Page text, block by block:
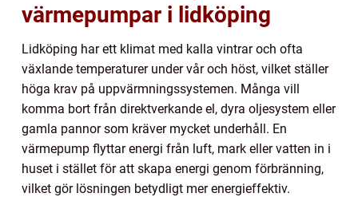
värmepumpar i lidköping
Lidköping har ett klimat med kalla vintrar och ofta
växlande temperaturer under vår och höst, vilket ställer
höga krav på uppvärmningssystemen. Många vill
komma bort från direktverkande el, dyra oljesystem eller
gamla pannor som kräver mycket underhåll. En
värmepump flyttar energi från luft, mark eller vatten in i
huset i stället för att skapa energi genom förbränning,
vilket gör lösningen betydligt mer energieffektiv.